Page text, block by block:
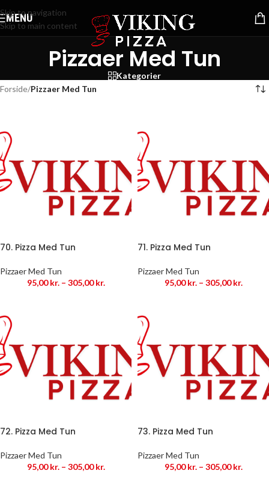
Skip to navigation
Skip to main content
MENU
Pizzaer Med Tun
Kategorier
Forside/Pizzaer Med Tun
70. Pizza Med Tun
Pizzaer Med Tun
95,00kr. – 305,00kr.
71. Pizza Med Tun
Pizzaer Med Tun
95,00kr. – 305,00kr.
72. Pizza Med Tun
Pizzaer Med Tun
95,00kr. – 305,00kr.
73. Pizza Med Tun
Pizzaer Med Tun
95,00kr. – 305,00kr.